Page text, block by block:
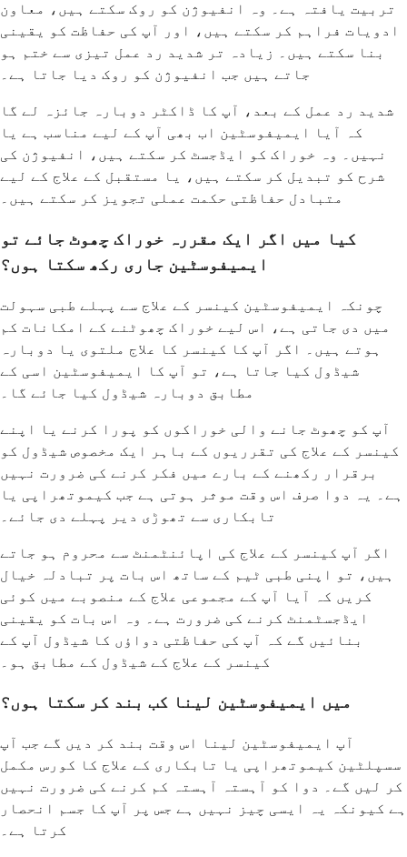
تربیت یافتہ ہے۔ وہ انفیوژن کو روک سکتے ہیں، معاون
ادویات فراہم کر سکتے ہیں، اور آپ کی حفاظت کو یقینی
بنا سکتے ہیں۔ زیادہ تر شدید رد عمل تیزی سے ختم ہو
جاتے ہیں جب انفیوژن کو روک دیا جاتا ہے۔
شدید رد عمل کے بعد، آپ کا ڈاکٹر دوبارہ جائزہ لے گا
کہ آیا ایمیفوسٹین اب بھی آپ کے لیے مناسب ہے یا
نہیں۔ وہ خوراک کو ایڈجسٹ کر سکتے ہیں، انفیوژن کی
شرح کو تبدیل کر سکتے ہیں، یا مستقبل کے علاج کے لیے
متبادل حفاظتی حکمت عملی تجویز کر سکتے ہیں۔
کیا میں اگر ایک مقررہ خوراک چھوٹ جائے تو
ایمیفوسٹین جاری رکھ سکتا ہوں؟
چونکہ ایمیفوسٹین کینسر کے علاج سے پہلے طبی سہولت
میں دی جاتی ہے، اس لیے خوراک چھوٹنے کے امکانات کم
ہوتے ہیں۔ اگر آپ کا کینسر کا علاج ملتوی یا دوبارہ
شیڈول کیا جاتا ہے، تو آپ کا ایمیفوسٹین اسی کے
مطابق دوبارہ شیڈول کیا جائے گا۔
آپ کو چھوٹ جانے والی خوراکوں کو پورا کرنے یا اپنے
کینسر کے علاج کی تقرریوں کے باہر ایک مخصوص شیڈول کو
برقرار رکھنے کے بارے میں فکر کرنے کی ضرورت نہیں
ہے۔ یہ دوا صرف اس وقت موثر ہوتی ہے جب کیموتھراپی یا
تابکاری سے تھوڑی دیر پہلے دی جائے۔
اگر آپ کینسر کے علاج کی اپائنٹمنٹ سے محروم ہو جاتے
ہیں، تو اپنی طبی ٹیم کے ساتھ اس بات پر تبادلہ خیال
کریں کہ آیا آپ کے مجموعی علاج کے منصوبے میں کوئی
ایڈجسٹمنٹ کرنے کی ضرورت ہے۔ وہ اس بات کو یقینی
بنائیں گے کہ آپ کی حفاظتی دواؤں کا شیڈول آپ کے
کینسر کے علاج کے شیڈول کے مطابق ہو۔
میں ایمیفوسٹین لینا کب بند کر سکتا ہوں؟
آپ ایمیفوسٹین لینا اس وقت بند کر دیں گے جب آپ
سسپلٹین کیموتھراپی یا تابکاری کے علاج کا کورس مکمل
کر لیں گے۔ دوا کو آہستہ آہستہ کم کرنے کی ضرورت نہیں
ہے کیونکہ یہ ایسی چیز نہیں ہے جس پر آپ کا جسم انحصار
کرتا ہے۔